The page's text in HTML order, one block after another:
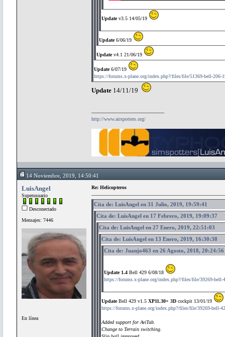
Updatev3.5 14/05/19
Update6/06/19
Updatev4.1 21/06/19
Update6/07/19
https://forums.x-plane.org/index.php?/files/file/51369-bell-206-
Update 14/11/19
http://www.airspotters.org/
14 Noviembre, 2019, 14:50:41
LuisAngel
Superusuario
Desconectado
Mensajes: 7446
En línea
Re: Helicopteros
Cita de: LuisAngel en 31 Julio, 2019, 19:59:41
Cita de: LuisAngel en 17 Febrero, 2019, 19:09:37
Cita de: LuisAngel en 27 Enero, 2019, 22:51:03
Cita de: LuisAngel en 13 Enero, 2019, 16:30:38
Cita de: Juanjo463 en 26 Agosto, 2018, 20:24:56
Update 1.4 Bell 429 6/08/18
https://forums.x-plane.org/index.php?/files/file/39269-bell-
UpdateBell 429 v1.5 XP11.30+ 3D cockpit 13/01/19
https://forums.x-plane.org/index.php?/files/file/39269-bell-
Added support for AviTab.
Change to Terrain switching.